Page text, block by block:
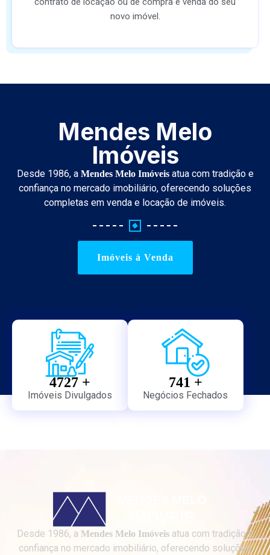
novo imóvel.
Mendes Melo
Imóveis
Desde 1986, a Mendes Melo Imóveisatua com tradição e
confiança no mercado imobiliário, oferecendo soluções
completas em venda e locação de imóveis.
Imóveis à Venda
Imóveis Divulgados
4727 +
Negócios Fechados
741 +
Desde 1986, a Mendes Melo Imóveisatua com tradição e
confiança no mercado imobiliário, oferecendo soluções